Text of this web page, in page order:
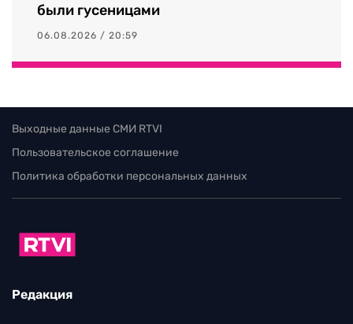
были гусеницами
06.08.2026 / 20:59
Выходные данные СМИ RTVI
Пользовательское соглашение
Политика обработки персональных данных
Редакция